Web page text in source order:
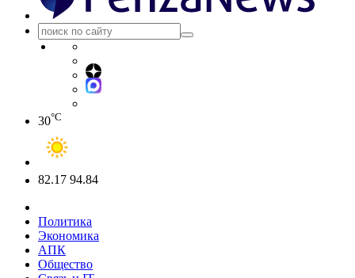
30°C
82.17 94.84
Политика
Экономика
АПК
Общество